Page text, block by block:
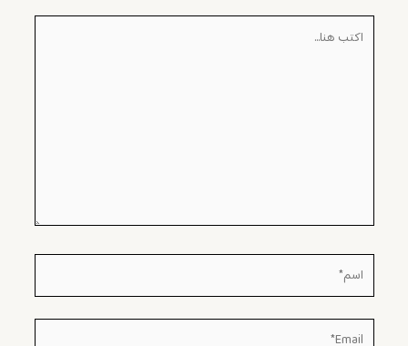
اسم*
Email*